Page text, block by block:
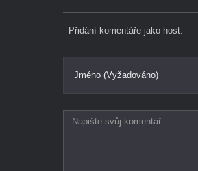
Přidání komentáře jako host.
Jméno (Vyžadováno)